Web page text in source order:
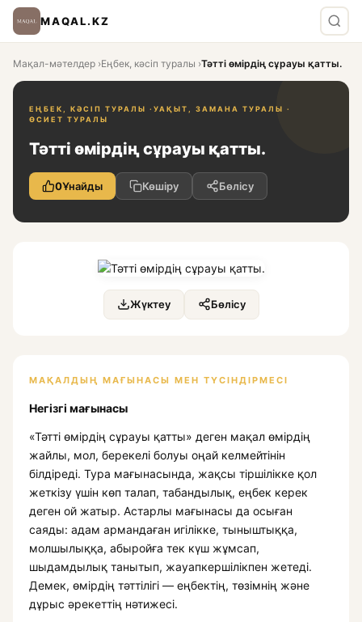
MAQAL.KZ
Мақал-мәтелдер ›Еңбек, кәсіп туралы ›Тәтті өмірдің сұрауы қатты.
ЕҢБЕК, КӘСІП ТУРАЛЫ · УАҚЫТ, ЗАМАНА ТУРАЛЫ ·
ӨСИЕТ ТУРАЛЫ
Тәтті өмірдің сұрауы қатты.
0Ұнайды Көшіру Бөлісу
Жүктеу Бөлісу
МАҚАЛДЫҢ МАҒЫНАСЫ МЕН ТҮСІНДІРМЕСІ
Негізгі мағынасы
«Тәтті өмірдің сұрауы қатты» деген мақал өмірдің
жайлы, мол, берекелі болуы оңай келмейтінін
білдіреді. Тура мағынасында, жақсы тіршілікке қол
жеткізу үшін көп талап, табандылық, еңбек керек
деген ой жатыр. Астарлы мағынасы да осыған
саяды: адам армандаған игілікке, тыныштыққа,
молшылыққа, абыройға тек күш жұмсап,
шыдамдылық танытып, жауапкершілікпен жетеді.
Демек, өмірдің тәттілігі — еңбектің, төзімнің және
дұрыс әрекеттің нәтижесі.